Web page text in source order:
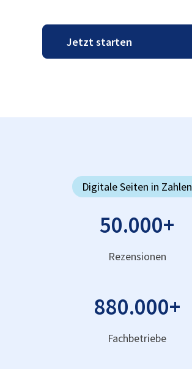
Digitale Seiten in Zahlen
50.000+
Rezensionen
880.000+
Fachbetriebe